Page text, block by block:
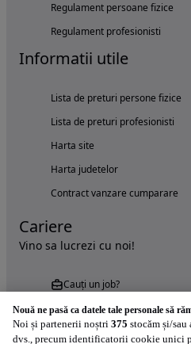
Regulament persoane fizice
Regulament profesionisti
Informatii utile
Lista de preturi persone fizice
Lista de preturi profesionisti
Harta site
Harta judetelor
Contract vanzare cumparare
Cariere
Vino sa lucrezi cu noi!
Cauți un job?
Nouă ne pasă ca datele tale personale să
Noi și partenerii noștri 375 stocăm și/
dvs., precum identificatorii cookie unici